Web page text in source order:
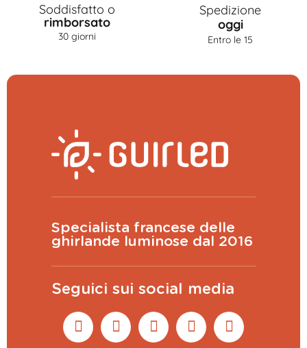
Soddisfatto o
rimborsato
30 giorni
Spedizione
oggi
Entro le 15
Specialista francese delle
ghirlande luminose dal 2016
Seguici sui social media